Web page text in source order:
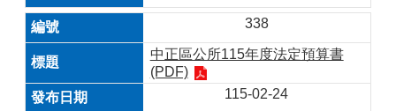
338
中正區公所115年度法定預算書
(PDF)
115-02-24